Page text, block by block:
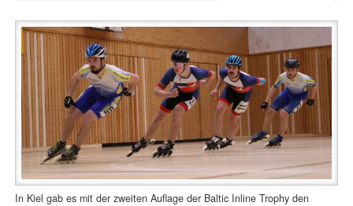
In Kiel gab es mit der zweiten Auflage der Baltic Inline Trophy den